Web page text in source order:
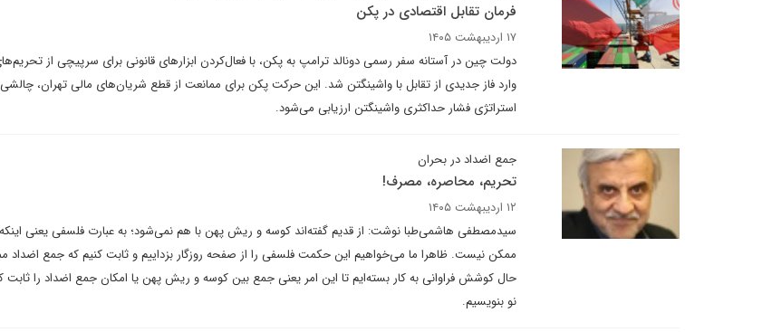
فرمان تقابل اقتصادی در پکن
۱۷ اردیبهشت ۱۴۰۵
دولت چین در آستانه سفر رسمی دونالد ترامپ به پکن، با فعال‌کردن ابزارهای قانونی برای سرپیچی از
وارد فاز جدیدی از تقابل با واشینگتن شد. این حرکت پکن برای ممانعت از قطع شریان‌های مالی تهران، چالشی
استراتژی فشار حداکثری واشینگتن ارزیابی می‌شود.
جمع اضداد در بحران
تحریم، محاصره، مصرف!
۱۲ اردیبهشت ۱۴۰۵
سیدمصطفی هاشمی‌طبا نوشت: از قدیم گفته‌اند‌ کوسه و ریش پهن با هم نمی‌شود؛ به عبارت فلسفی یعنی
ممکن نیست. ظاهرا ما می‌خواهیم این حکمت فلسفی را از صفحه روزگار بزداییم و ثابت کنیم که جمع اضداد
حال کوشش فراوانی به کار بسته‌ایم تا این امر یعنی جمع بین کوسه و ریش پهن‌ یا امکان جمع اضداد را ثابت
نو بنویسیم.